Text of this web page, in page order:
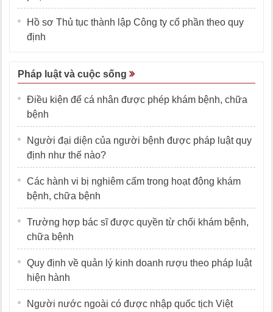
Hồ sơ Thủ tục thành lập Công ty cổ phần theo quy
định
Pháp luật và cuộc sống
Điều kiện để cá nhân được phép khám bệnh, chữa
bệnh
Người đại diện của người bệnh được pháp luật quy
định như thế nào?
Các hành vi bị nghiêm cấm trong hoạt động khám
bệnh, chữa bệnh
Trường hợp bác sĩ được quyền từ chối khám bệnh,
chữa bệnh
Quy định về quản lý kinh doanh rượu theo pháp luật
hiện hành
Người nước ngoài có được nhập quốc tịch Việt